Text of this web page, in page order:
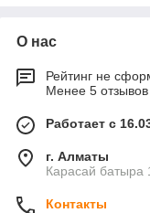
сухофрукты,
с деликатесами
раками и
сыром и
сладкие для
клубникой в
О нас
Рейтинг не
Менее 5
Работает с
г. Алматы
Карасай батыра
Контакты